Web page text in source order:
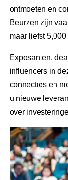
ontmoeten en
Beurzen zijn
maar liefst
Exposanten,
influencers in
connecties en
u nieuwe
over